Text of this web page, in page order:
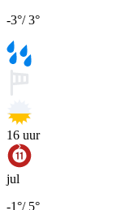
-3°/3°
16 uur
jul
-1°/ 5°